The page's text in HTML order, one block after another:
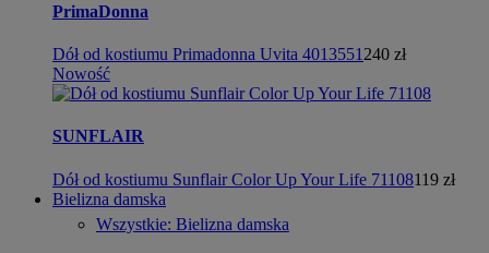
PrimaDonna
Dół od kostiumu Primadonna Uvita 4013551 240 zł
Nowość
SUNFLAIR
Dół od kostiumu Sunflair Color Up Your Life 71108119 zł
Bielizna damska
Wszystkie: Bielizna damska